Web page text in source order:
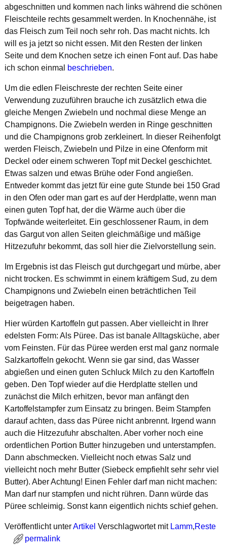
abgeschnitten und kommen nach links während die schönen
Fleischteile rechts gesammelt werden. In Knochennähe, ist
das Fleisch zum Teil noch sehr roh. Das macht nichts. Ich
will es ja jetzt so nicht essen. Mit den Resten der linken
Seite und dem Knochen setze ich einen Font auf. Das habe
ich schon einmal
beschrieben.
Um die edlen Fleischreste der rechten Seite einer
Verwendung zuzuführen brauche ich zusätzlich etwa die
gleiche Mengen Zwiebeln und nochmal diese Menge an
Champignons. Die Zwiebeln werden in Ringe geschnitten
und die Champignons grob zerkleinert. In dieser Reihenfolgt
werden Fleisch, Zwiebeln und Pilze in eine Ofenform mit
Deckel oder einem schweren Topf mit Deckel geschichtet.
Etwas salzen und etwas Brühe oder Fond angießen.
Entweder kommt das jetzt für eine gute Stunde bei 150 Grad
in den Ofen oder man gart es auf der Herdplatte, wenn man
einen guten Topf hat, der die Wärme auch über die
Topfwände weiterleitet. Ein geschlossener Raum, in dem
das Gargut von allen Seiten gleichmäßige und mäßige
Hitzezufuhr bekommt, das soll hier die Zielvorstellung sein.
Im Ergebnis ist das Fleisch gut durchgegart und mürbe, aber
nicht trocken. Es schwimmt in einem kräftigem Sud, zu dem
Champignons und Zwiebeln einen beträchtlichen Teil
beigetragen haben.
Hier würden Kartoffeln gut passen. Aber vielleicht in Ihrer
edelsten Form: Als Püree. Das ist banale Alltagsküche, aber
vom Feinsten. Für das Püree werden erst mal ganz normale
Salzkartoffeln gekocht. Wenn sie gar sind, das Wasser
abgießen und einen guten Schluck Milch zu den Kartoffeln
geben. Den Topf wieder auf die Herdplatte stellen und
zunächst die Milch erhitzen, bevor man anfängt den
Kartoffelstampfer zum Einsatz zu bringen. Beim Stampfen
darauf achten, dass das Püree nicht anbrennt. Irgend wann
auch die Hitzezufuhr abschalten. Aber vorher noch eine
ordentlichen Portion Butter hinzugeben und unterstampfen.
Dann abschmecken. Vielleicht noch etwas Salz und
vielleicht noch mehr Butter (Siebeck empfiehlt sehr sehr viel
Butter). Aber Achtung! Einen Fehler darf man nicht machen:
Man darf nur stampfen und nicht rühren. Dann würde das
Püree schleimig. Sonst kann eigentlich nichts schief gehen.
Veröffentlicht unterArtikel Verschlagwortet mit Lamm,Reste
permalink